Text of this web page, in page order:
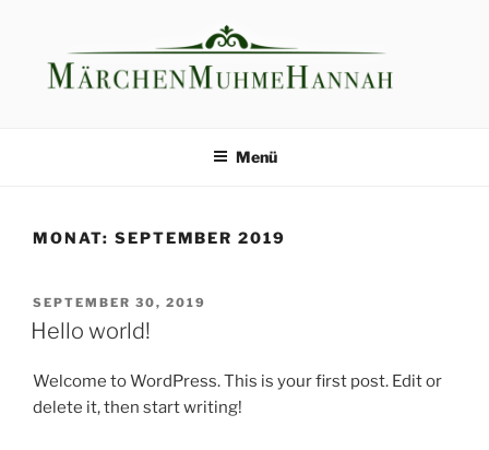
springen
Menü
MONAT: SEPTEMBER 2019
VERÖFFENTLICHT
AM
SEPTEMBER 30, 2019
Hello world!
Welcome to WordPress. This is your first post. Edit or
delete it, then start writing!